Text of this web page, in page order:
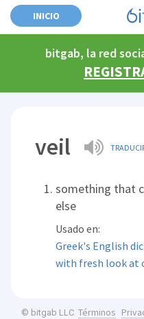
INICIO
bitgab, la red
veil
something that
else
Usado en:
Greek's English
with fresh look at
© bitgab LLC Términos